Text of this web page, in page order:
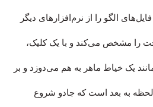
الگو را از نرم‌افزارهای دیگر
را مشخص می‌کند و با یک کلیک،
یک خیاط ماهر به هم می‌دوزد و بر
لحظه به بعد است که جادو شروع